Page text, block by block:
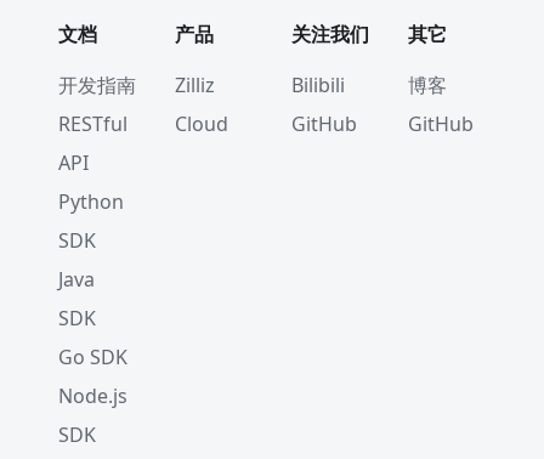
文档
开发指南
RESTful
API
Python
SDK
Java
SDK
Go SDK
Node.js
SDK
产品
Zilliz
Cloud
关注我们
Bilibili
GitHub
其它
博客
GitHub